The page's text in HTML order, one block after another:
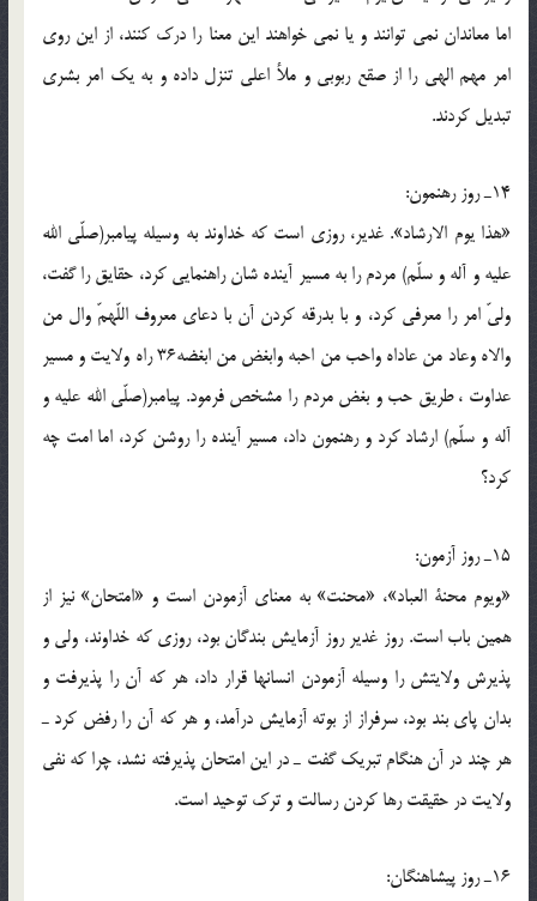
اما معاندان نمى توانند و يا نمى خواهند اين معنا را درك كنند، از اين روى
امر مهم الهى را از صقع ربوبى و ملأ اعلى تنزل داده و به يك امر بشرى
تبديل كردند.
14ـ روز رهنمون:
«هذا يوم الارشاد». غدير، روزى است كه خداوند به وسيله پيامبر(صلّی الله
علیه و آله و سلّم) مردم را به مسير آينده شان راهنمايى كرد، حقايق را گفت،
ولىّ امر را معرفى كرد، و با بدرقه كردن آن با دعاى معروف اللّهمّ وال من
والاه وعاد من عاداه واحب من احبه وابغض من ابغضه36 راه ولايت و مسير
عداوت ، طريق حب و بغض مردم را مشخص فرمود. پيامبر(صلّی الله علیه و
آله و سلّم) ارشاد كرد و رهنمون داد، مسير آينده را روشن كرد، اما امت چه
كرد؟
15ـ روز آزمون:
«ويوم محنة العباد»، «محنت» به معناى آزمودن است و «امتحان» نيز از
همين باب است. روز غدير روز آزمايش بندگان بود، روزى كه خداوند، ولى و
پذيرش ولايتش را وسيله آزمودن انسانها قرار داد، هر كه آن را پذيرفت و
بدان پاى بند بود، سرفراز از بوته آزمايش درآمد، و هر كه آن را رفض كرد ـ
هر چند در آن هنگام تبريك گفت ـ در اين امتحان پذيرفته نشد، چرا كه نفى
ولايت در حقيقت رها كردن رسالت و ترك توحيد است.
16ـ روز پيشاهنگان: